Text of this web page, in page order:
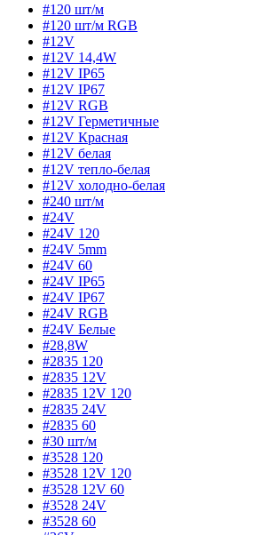
#120 шт/м
#120 шт/м RGB
#12V
#12V 14,4W
#12V IP65
#12V IP67
#12V RGB
#12V Герметичные
#12V Красная
#12V белая
#12V тепло-белая
#12V холодно-белая
#240 шт/м
#24V
#24V 120
#24V 5mm
#24V 60
#24V IP65
#24V IP67
#24V RGB
#24V Белые
#28,8W
#2835 120
#2835 12V
#2835 12V 120
#2835 24V
#2835 60
#30 шт/м
#3528 120
#3528 12V 120
#3528 12V 60
#3528 24V
#3528 60